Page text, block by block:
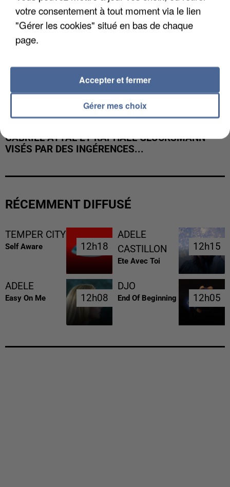
GABRIEL ATTAL ET RAPHAËL GLUCKSMANN
VISÉS PAR DES INGÉRENCES...
RÉCEMMENT DIFFUSÉ
TEMPER CITY
Self Aware 12h18
12h18
ADELE
CASTILLON
Ete Avec Toi
12h15
12h15
ADELE
Easy On Me 12h08
12h08
DJO
End Of Beginning 12h05
12h05
votre consentement à tout moment via le lien
"Gérer les cookies" situé en bas de chaque
page.
Gérer mes choix
Accepter et fermer